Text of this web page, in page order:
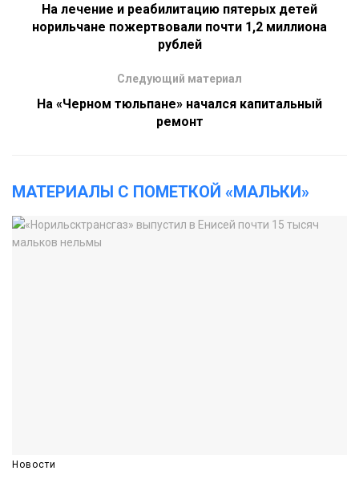
На лечение и реабилитацию пятерых детей
норильчане пожертвовали почти 1,2 миллиона
рублей
Следующий материал
На «Черном тюльпане» начался капитальный
ремонт
МАТЕРИАЛЫ С ПОМЕТКОЙ «МАЛЬКИ»
Новости